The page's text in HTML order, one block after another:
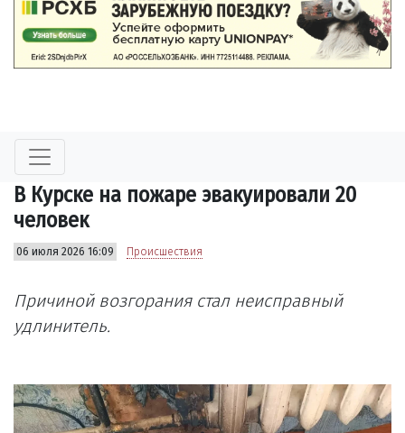
В Курске на пожаре эвакуировали 20
человек
06 июля 2026 16:09 Происшествия
Причиной возгорания стал неисправный
удлинитель.